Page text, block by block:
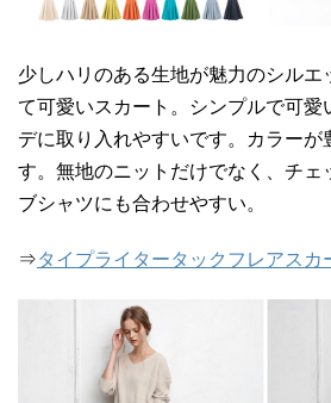
少しハリのある生地が魅力のシルエ
て可愛いスカート。シンプルで可愛
デに取り入れやすいです。カラーが
す。無地のニットだけでなく、チェ
ブシャツにも合わせやすい。
⇒タイプライタータックフレアスカ